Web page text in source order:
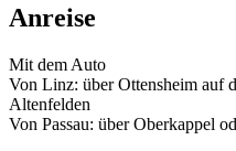
Anreise
Mit dem Auto
Von Linz: über Ottensheim auf
Altenfelden
Von Passau: über Oberkappel